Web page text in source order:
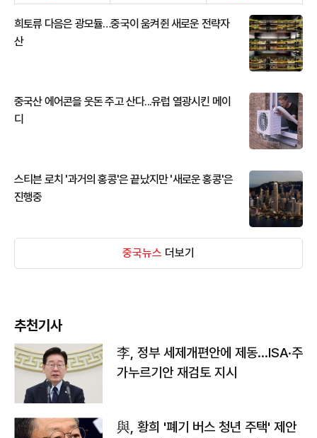
희토류 다음은 광모듈…중국이 움켜쥔 새로운 전략자
산
중국산 에어콘을 웃돈 주고 산다...유럽 열광시킨 메이
디
스티븐 로치 '과거의 홍콩'은 끝났지만 '새로운 홍콩'은
진행중
중국뉴스 더보기
추천기사
李, 정부 세제개편안에 제동…ISA·주
가누르기안 재검토 지시
與, 황희 '폐기 버스 청년 주택' 제안